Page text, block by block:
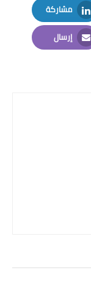
مشاركة
LinkedIn
إرسال
Email